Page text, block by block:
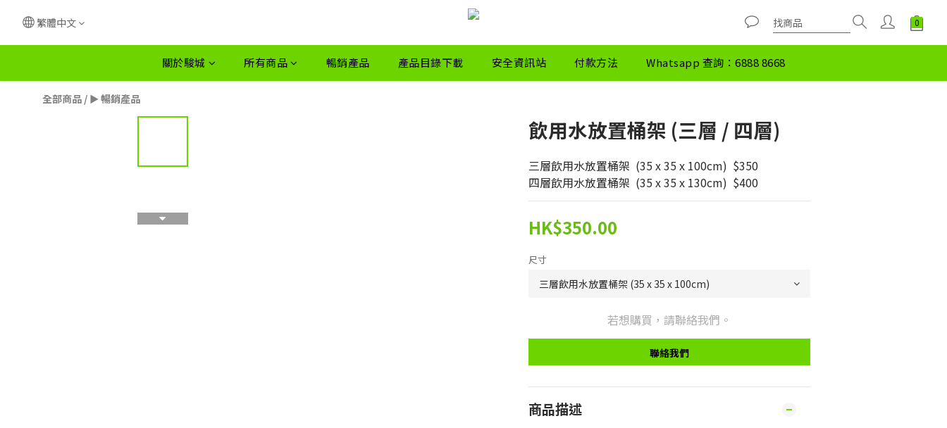
繁體中文
關於駿城 所有商品 暢銷產品 產品目錄下載 安全資訊站 付款方法 Whatsapp 查詢：6888 8668
全部商品 / ► 暢銷產品
飲用水放置桶架 (三層 / 四層)
三層飲用水放置桶架  (35 x 35 x 100cm)  $350
四層飲用水放置桶架  (35 x 35 x 130cm)  $400
HK$350.00
尺寸
若想購買，請聯絡我們。
聯絡我們
商品描述